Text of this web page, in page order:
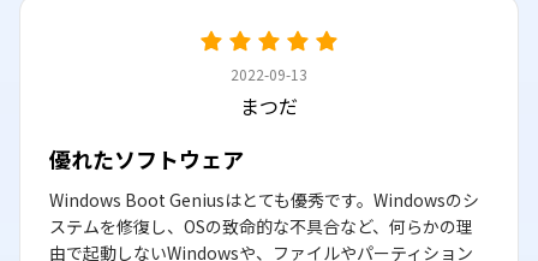
2022-09-13
まつだ
優れたソフトウェア
Windows Boot Geniusはとても優秀です。Windowsのシ
ステムを修復し、OSの致命的な不具合など、何らかの理
由で起動しないWindowsや、ファイルやパーティション